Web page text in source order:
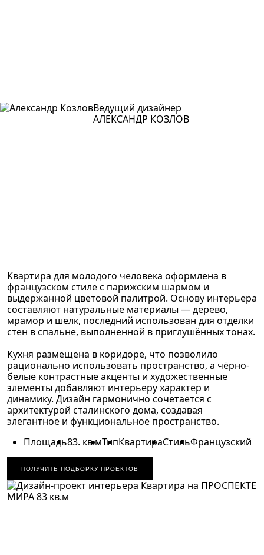
Ведущий дизайнер
АЛЕКСАНДР КОЗЛОВ
Квартира для молодого человека оформлена в
французском стиле с парижским шармом и
выдержанной цветовой палитрой. Основу интерьера
составляют натуральные материалы — дерево,
мрамор и шелк, последний использован для отделки
стен в спальне, выполненной в приглушённых тонах.
Кухня размещена в коридоре, что позволило
рационально использовать пространство, а чёрно-
белые контрастные акценты и художественные
элементы добавляют интерьеру характер и
динамику. Дизайн гармонично сочетается с
архитектурой сталинского дома, создавая
элегантное и функциональное пространство.
Площадь83. кв.мТипКвартираСтильФранцузский
ПОЛУЧИТЬ ПОДБОРКУ ПРОЕКТОВ